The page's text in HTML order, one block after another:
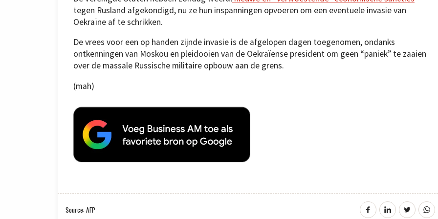
tegen Rusland afgekondigd, nu ze hun inspanningen opvoeren om een eventuele invasie van
Oekraïne af te schrikken.
De vrees voor een op handen zijnde invasie is de afgelopen dagen toegenomen, ondanks
ontkenningen van Moskou en pleidooien van de Oekraïense president om geen “paniek” te zaaien
over de massale Russische militaire opbouw aan de grens.
(mah)
Source: AFP